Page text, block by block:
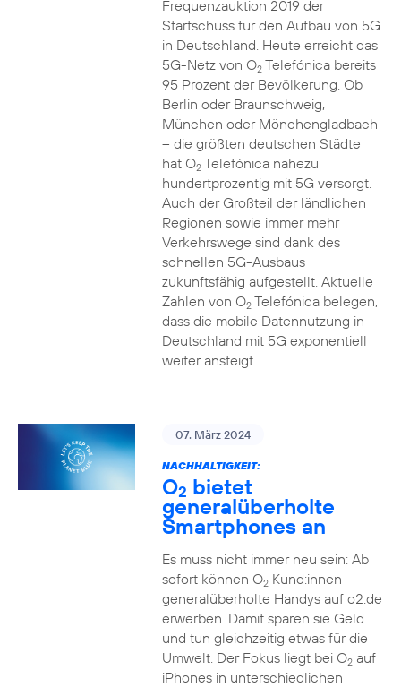
Frequenzauktion 2019 der
Startschuss für den Aufbau von 5G
in Deutschland. Heute erreicht das
5G-Netz von O2Telefónica bereits
95 Prozent der Bevölkerung. Ob
Berlin oder Braunschweig,
München oder Mönchengladbach
– die größten deutschen Städte
hat O2Telefónica nahezu
hundertprozentig mit 5G versorgt.
Auch der Großteil der ländlichen
Regionen sowie immer mehr
Verkehrswege sind dank des
schnellen 5G-Ausbaus
zukunftsfähig aufgestellt. Aktuelle
Zahlen von O2Telefónica belegen,
dass die mobile Datennutzung in
Deutschland mit 5G exponentiell
weiter ansteigt.
07. März 2024
NACHHALTIGKEIT:
O2 bietet
generalüberholte
Smartphones an
Es muss nicht immer neu sein: Ab
sofort können O2Kund:innen
generalüberholte Handys auf o2.de
erwerben. Damit sparen sie Geld
und tun gleichzeitig etwas für die
Umwelt. Der Fokus liegt bei O2auf
iPhones in unterschiedlichen